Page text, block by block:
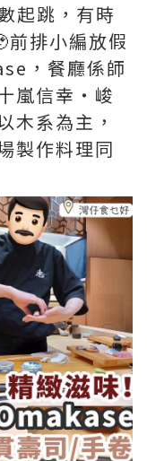
起跳，有時
排小編放假
，餐廳係師
嵐信幸・峻
木系為主，
製作料理同